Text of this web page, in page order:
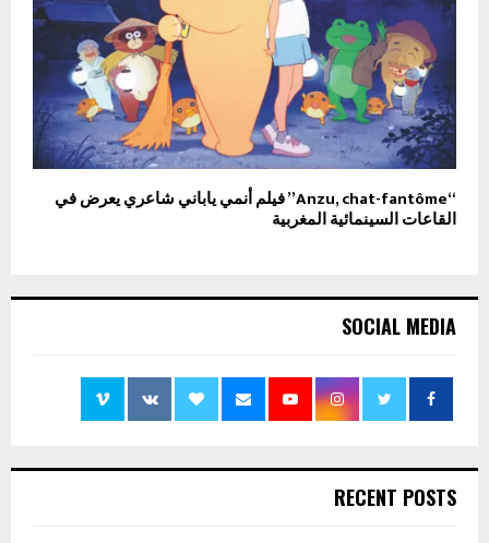
“Anzu, chat-fantôme” فيلم أنمي ياباني شاعري يعرض في
القاعات السينمائية المغربية
SOCIAL MEDIA
RECENT POSTS